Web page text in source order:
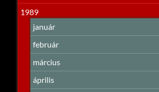
1989
január
február
március
április